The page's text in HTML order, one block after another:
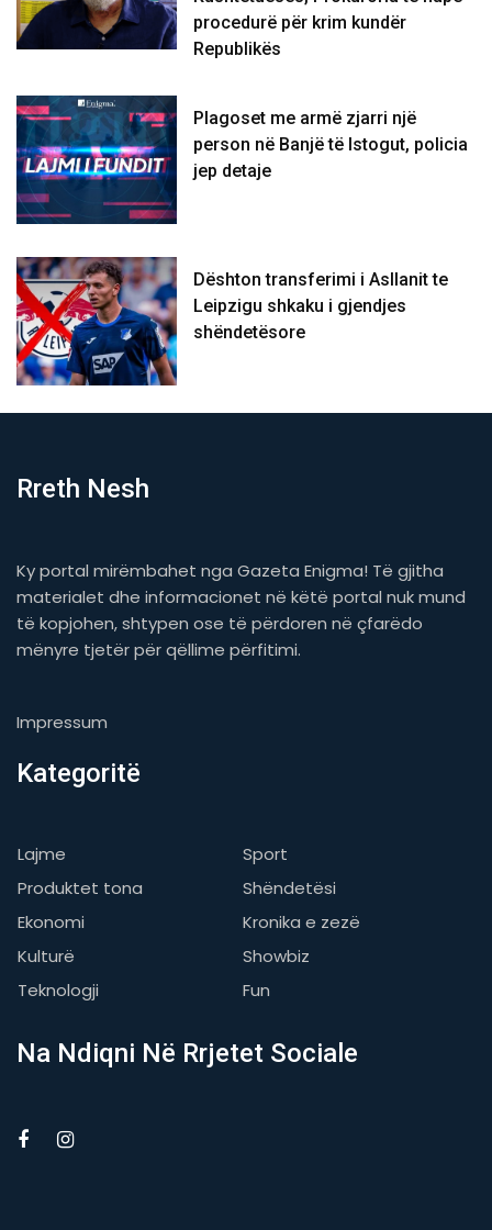
procedurë për krim kundër
Republikës
Plagoset me armë zjarri një
person në Banjë të Istogut, policia
jep detaje
Dështon transferimi i Asllanit te
Leipzigu shkaku i gjendjes
shëndetësore
Rreth Nesh
Ky portal mirëmbahet nga Gazeta Enigma! Të gjitha
materialet dhe informacionet në këtë portal nuk mund
të kopjohen, shtypen ose të përdoren në çfarëdo
mënyre tjetër për qëllime përfitimi.
Impressum
Kategoritë
Lajme
Sport
Produktet tona
Shëndetësi
Ekonomi
Kronika e zezë
Kulturë
Showbiz
Teknologji
Fun
Na Ndiqni Në Rrjetet Sociale